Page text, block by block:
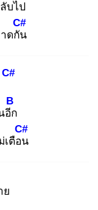
บไป
ดกัน
C#
C#
อีก
B
เตือน
C#
ย